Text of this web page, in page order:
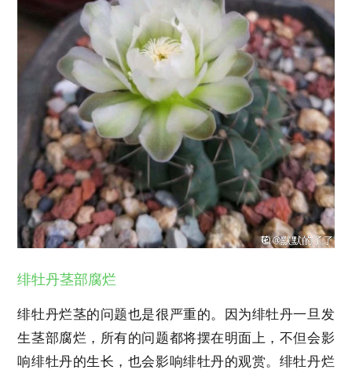
绯牡丹茎部腐烂
绯牡丹烂茎的问题也是很严重的。因为绯牡丹一旦发
生茎部腐烂，所有的问题都将摆在明面上，不但会影
响绯牡丹的生长，也会影响绯牡丹的观赏。绯牡丹烂